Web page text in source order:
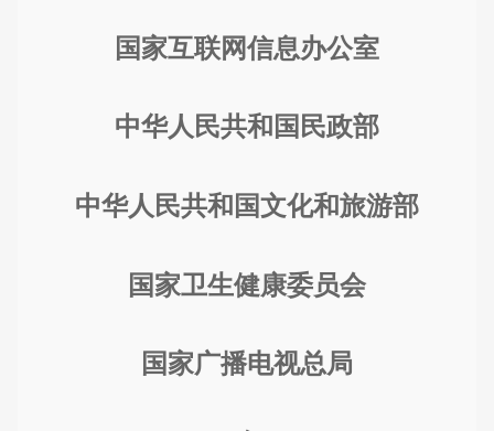
国家互联网信息办公室
中华人民共和国民政部
中华人民共和国文化和旅游部
国家卫生健康委员会
国家广播电视总局